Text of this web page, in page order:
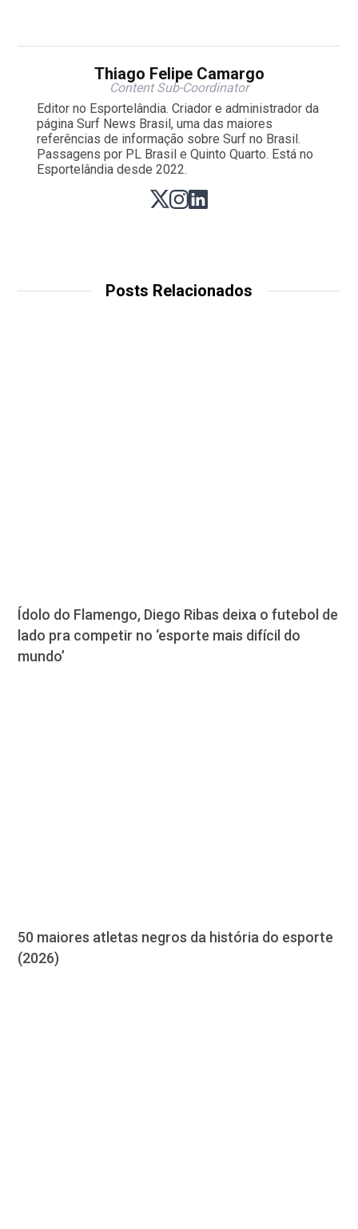
Thiago Felipe Camargo
Content Sub-Coordinator
Editor no Esportelândia. Criador e administrador da
página Surf News Brasil, uma das maiores
referências de informação sobre Surf no Brasil.
Passagens por PL Brasil e Quinto Quarto. Está no
Esportelândia desde 2022.
Posts Relacionados
Ídolo do Flamengo, Diego Ribas deixa o futebol de
lado pra competir no ‘esporte mais difícil do
mundo’
50 maiores atletas negros da história do esporte
(2026)